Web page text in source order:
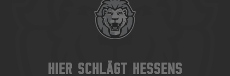
HIER SCHLÄGT HESSENS